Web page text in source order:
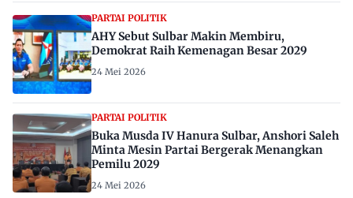
PARTAI POLITIK
AHY Sebut Sulbar Makin Membiru,
Demokrat Raih Kemenagan Besar 2029
24 Mei 2026
PARTAI POLITIK
Buka Musda IV Hanura Sulbar, Anshori Saleh
Minta Mesin Partai Bergerak Menangkan
Pemilu 2029
24 Mei 2026